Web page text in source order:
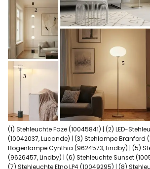
(1) Stehleuchte Faze (10045841) | (2) LED-
(10042037, Lucande) | (3) Stehlampe Branford
Bogenlampe Cynthia (9624573, Lindby) | (5)
(9626457, Lindby) | (6) Stehleuchte Sunset
(7) Stehleuchte Etno LP4 (10049295) | (8)